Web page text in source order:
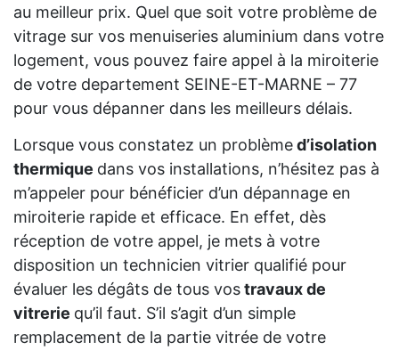
au meilleur prix. Quel que soit votre problème de
vitrage sur vos menuiseries aluminium dans votre
logement, vous pouvez faire appel à la miroiterie
de votre departement SEINE-ET-MARNE – 77
pour vous dépanner dans les meilleurs délais.
Lorsque vous constatez un problèmed’isolation
thermique dans vos installations, n’hésitez pas à
m’appeler pour bénéficier d’un dépannage en
miroiterie rapide et efficace. En effet, dès
réception de votre appel, je mets à votre
disposition un technicien vitrier qualifié pour
évaluer les dégâts de tous vostravaux de
vitrerie qu’il faut. S’il s’agit d’un simple
remplacement de la partie vitrée de votre